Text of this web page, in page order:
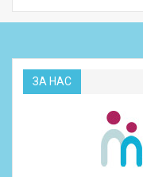
ЗА НАС